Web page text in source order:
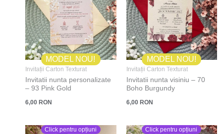
MODEL NOU!
Invitații Carton Texturat
Invitatii nunta personalizate
– 93 Pink Gold
6,00 RON
MODEL NOU!
Invitații Carton Texturat
Invitatii nunta visiniu – 70
Boho Burgundy
6,00 RON
Click pentru opțiuni Click pentru opțiuni